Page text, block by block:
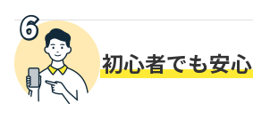
初心者でも安心